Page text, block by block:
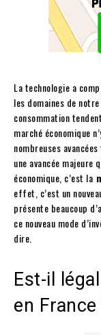
La technologie a
les domaines de
consommation
marché économique
nombreuses
une avancée majeure
économique, c’est la
effet, c’est un
présente beaucoup
ce nouveau mode
dire.
Est-il
en France